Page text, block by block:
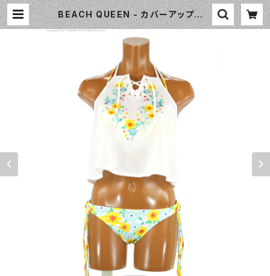
BEACH QUEEN - カバーアップ付ギ
ャザークロスビキニ 3点セット（333
020 - 60:イエロー） | WaiiWaii S
wimwear Shop（ワイワイ水着）